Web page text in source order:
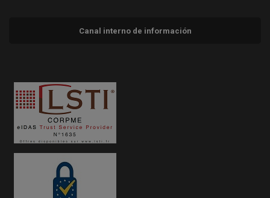
Canal interno de información